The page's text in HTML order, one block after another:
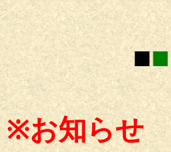
■■
※お知らせ